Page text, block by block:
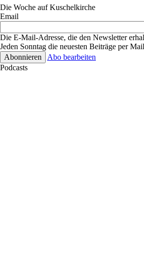
Die Woche auf Kuschelkirche
Email
Die E-Mail-Adresse, die den Newsletter
Jeden Sonntag die neuesten Beiträge per Mail
Abo bearbeiten
Podcasts